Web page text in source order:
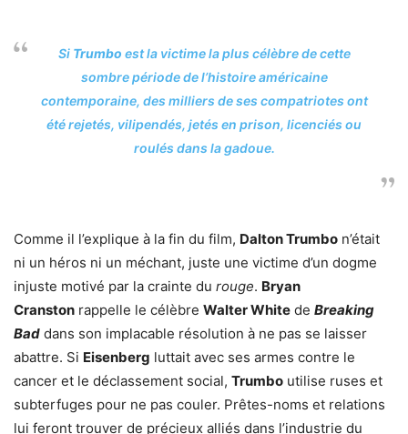
Si Trumbo est la victime la plus célèbre de cette
sombre période de l’histoire américaine
contemporaine, des milliers de ses compatriotes ont
été rejetés, vilipendés, jetés en prison, licenciés ou
roulés dans la gadoue.
Comme il l’explique à la fin du film, Dalton Trumbo n’était
ni un héros ni un méchant, juste une victime d’un dogme
injuste motivé par la crainte du rouge. Bryan
Cranston rappelle le célèbre Walter White de Breaking
Bad dans son implacable résolution à ne pas se laisser
abattre. Si Eisenberg luttait avec ses armes contre le
cancer et le déclassement social, Trumbo utilise ruses et
subterfuges pour ne pas couler. Prêtes-noms et relations
lui feront trouver de précieux alliés dans l’industrie du